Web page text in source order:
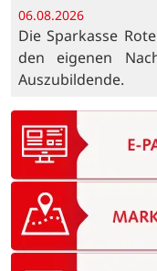
06.08.2026
Die Sparkasse
den eigenen
Auszubildende.